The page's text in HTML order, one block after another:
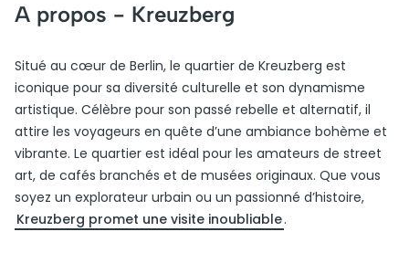
A propos - Kreuzberg
Situé au cœur de Berlin, le quartier de Kreuzberg est
iconique pour sa diversité culturelle et son dynamisme
artistique. Célèbre pour son passé rebelle et alternatif, il
attire les voyageurs en quête d’une ambiance bohème et
vibrante. Le quartier est idéal pour les amateurs de street
art, de cafés branchés et de musées originaux. Que vous
soyez un explorateur urbain ou un passionné d’histoire,
Kreuzberg promet une visite inoubliable.